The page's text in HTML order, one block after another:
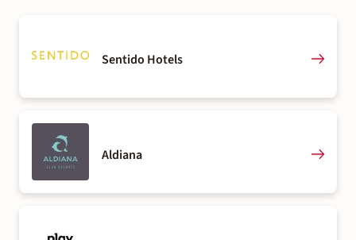
Sentido Hotels
Aldiana